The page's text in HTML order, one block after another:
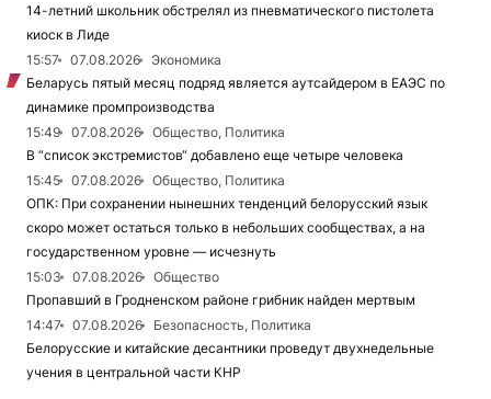
14-летний школьник обстрелял из пневматического пистолета
киоск в Лиде
15:57
07.08.2026
Экономика
Беларусь пятый месяц подряд является аутсайдером в ЕАЭС по
динамике промпроизводства
15:49
07.08.2026
Общество, Политика
В “список экстремистов“ добавлено еще четыре человека
15:45
07.08.2026
Общество, Политика
ОПК: При сохранении нынешних тенденций белорусский язык
скоро может остаться только в небольших сообществах, а на
государственном уровне — исчезнуть
15:03
07.08.2026
Общество
Пропавший в Гродненском районе грибник найден мертвым
14:47
07.08.2026
Безопасность, Политика
Белорусские и китайские десантники проведут двухнедельные
учения в центральной части КНР